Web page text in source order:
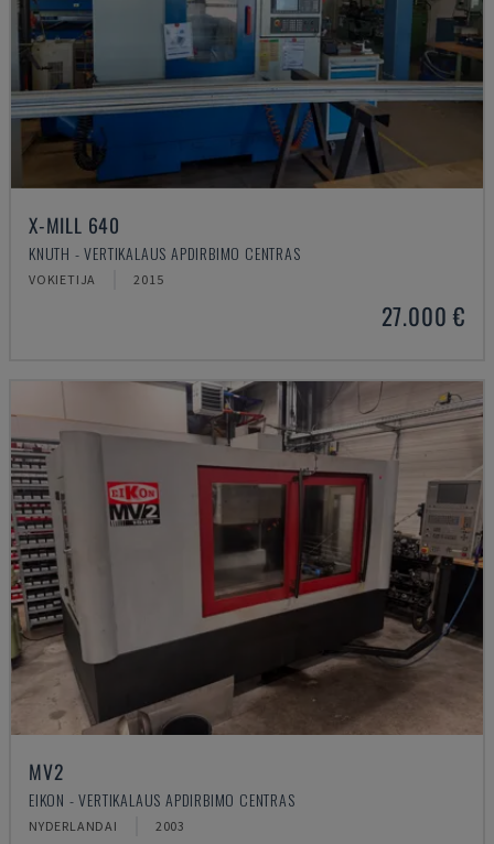
X-MILL 640
KNUTH - VERTIKALAUS APDIRBIMO CENTRAS
VOKIETIJA 2015
27.000 €
MV2
EIKON - VERTIKALAUS APDIRBIMO CENTRAS
NYDERLANDAI 2003